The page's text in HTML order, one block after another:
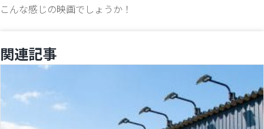
こんな感じの映画でしょうか！
関連記事